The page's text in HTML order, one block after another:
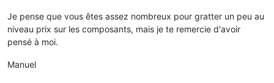
Je pense que vous êtes assez nombreux pour gratter un peu au
niveau prix sur les composants, mais je te remercie d'avoir
pensé à moi.
Manuel